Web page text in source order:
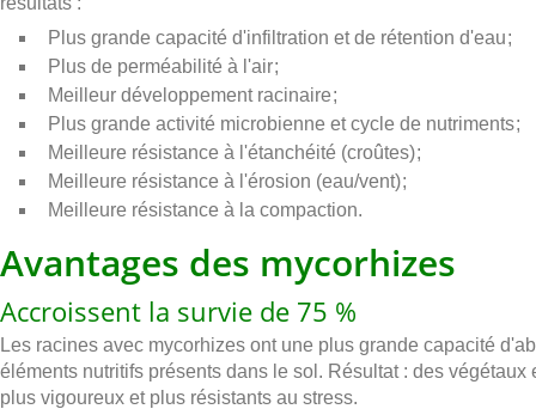
Plus grande capacité d'infiltration et de rétention d'eau ;
Plus de perméabilité à l'air ;
Meilleur développement racinaire ;
Plus grande activité microbienne et cycle de nutriments ;
Meilleure résistance à l'étanchéité (croûtes) ;
Meilleure résistance à l'érosion (eau/vent) ;
Meilleure résistance à la compaction.
Avantages des mycorhizes
Accroissent la survie de 75 %
Les racines avec mycorhizes ont une plus grande capacité
éléments nutritifs présents dans le sol. Résultat : des végétaux
plus vigoureux et plus résistants au stress.